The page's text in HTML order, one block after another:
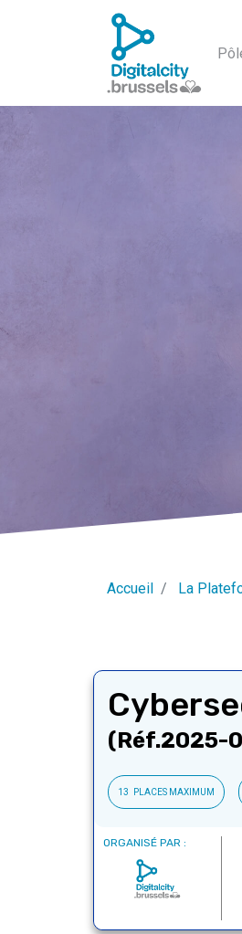
Accueil La
(Réf.2025-
13 PLACES MAXIMUM
ORGANISÉ PAR :